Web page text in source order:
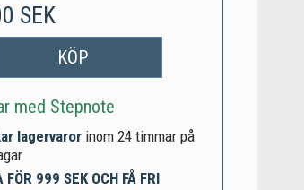
SEK
KÖP
med Stepnote
lagervaror inom 24 timmar på
FÖR 999 SEK OCH FÅ FRI